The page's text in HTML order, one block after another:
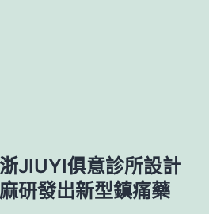
JIUYI俱意診所設計
研發出新型鎮痛藥